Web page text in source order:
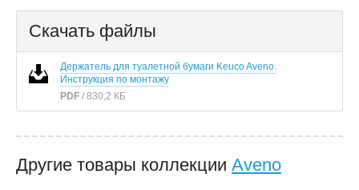
Скачать файлы
Держатель для туалетной бумаги Keuco Aveno.
Инструкция по монтажу
PDF / 830,2 КБ
Другие товары коллекции Aveno